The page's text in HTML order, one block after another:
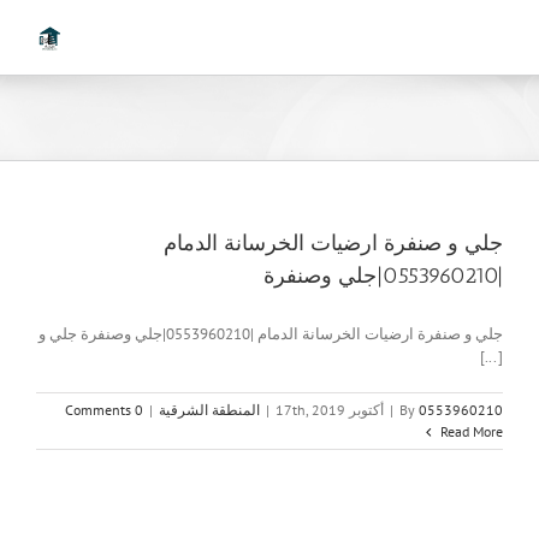
جلي و صنفرة ارضيات الخرسانة الدمام
|0553960210|جلي وصنفرة
جلي و صنفرة ارضيات الخرسانة الدمام |0553960210|جلي وصنفرة جلي و
[...]
By 0553960210
| أكتوبر 17th, 2019 | المنطقة الشرقية |
0 Comments
Read More